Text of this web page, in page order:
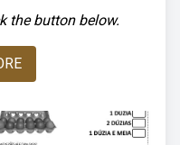
the button below.